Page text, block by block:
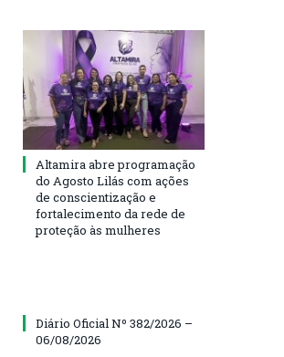
Altamira abre programação
do Agosto Lilás com ações
de conscientização e
fortalecimento da rede de
proteção às mulheres
Diário Oficial Nº 382/2026 –
06/08/2026